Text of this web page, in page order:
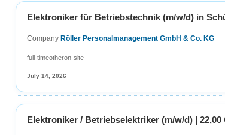
Elektroniker für Betriebstechnik (m/w/d) in
CompanyRöller Personalmanagement GmbH & Co. KG
full-timeotheron-site
July 14, 2026
Elektroniker / Betriebselektriker (m/w/d) |